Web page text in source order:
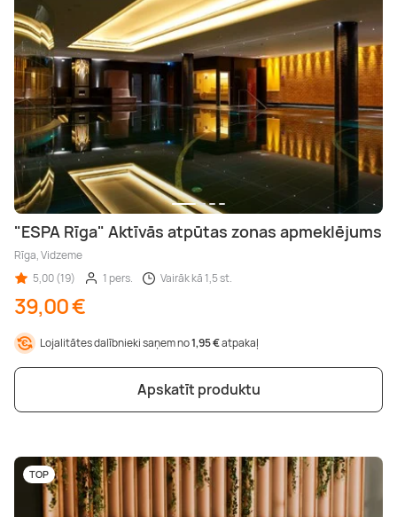
"ESPA Rīga" Aktīvās atpūtas zonas apmeklējums
Rīga, Vidzeme
5,00 (19)
1 pers. Vairāk kā 1,5 st.
39,00 €
Lojalitātes dalībnieki saņem no1,95 €atpakaļ
Apskatīt produktu
TOP